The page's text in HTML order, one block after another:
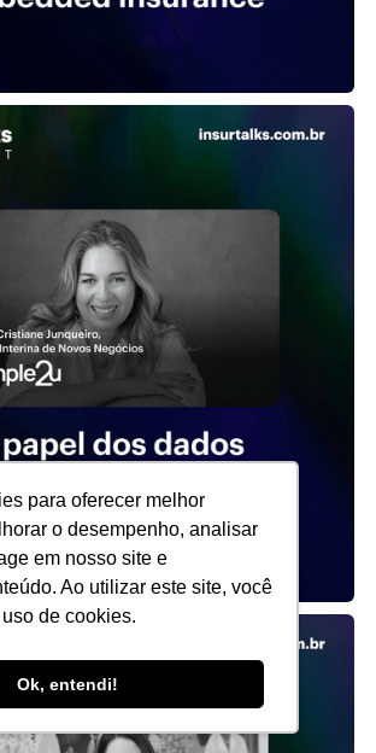
para oferecer melhor
o desempenho, analisar
em nosso site e
Ao utilizar este site, você
de cookies.
Ok, entendi!